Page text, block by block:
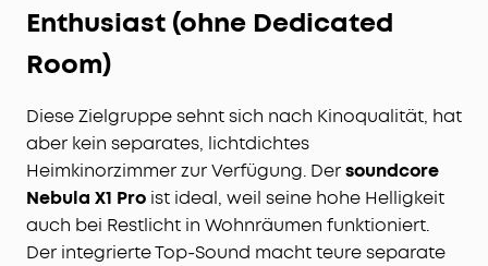
Enthusiast (ohne Dedicated
Room)
Diese Zielgruppe sehnt sich nach Kinoqualität, hat
aber kein separates, lichtdichtes
Heimkinorzimmer zur Verfügung. Dersoundcore
Nebula X1 Pro ist ideal, weil seine hohe Helligkeit
auch bei Restlicht in Wohnräumen funktioniert.
Der integrierte Top-Sound macht teure separate